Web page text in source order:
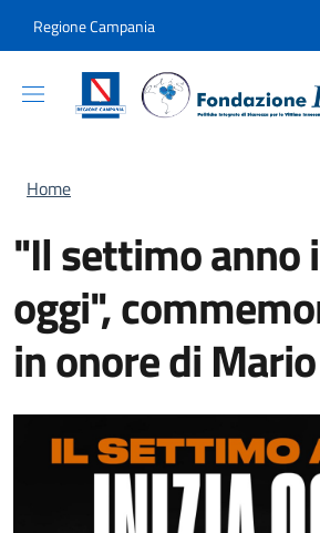
Regione Campania
Briciole di pane
Home
"Il settimo anno
oggi",
in onore di